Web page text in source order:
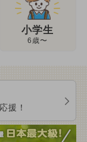
小学生
6歳〜
援！